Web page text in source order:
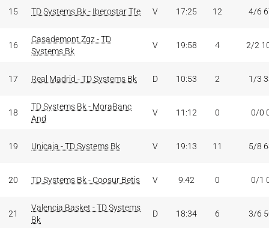
15 TD Systems Bk - Iberostar Tfe V 17:25 12 4/6
16
Casademont Zgz - TD
Systems Bk
V 19:58 4 2/2
17 Real Madrid - TD Systems Bk D 10:53 2 1/3
18
TD Systems Bk - MoraBanc
And
V 11:12 0 0/0
19 Unicaja - TD Systems Bk V 19:13 11 5/8
20 TD Systems Bk - Coosur Betis V 9:42 0 0/1
21
Valencia Basket - TD Systems
Bk
D 18:34 6 3/6